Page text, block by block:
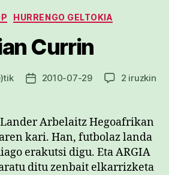
Kategoriak
HURRENGO GELTOKIA
Currin
Argitalpenaren
2010-07-29 2 iruzkin
Arbelaitz Hegoafrikan
kari. Han, futbolaz landa
erakutsi digu. Eta ARGIA
ditu zenbait elkarrizketa